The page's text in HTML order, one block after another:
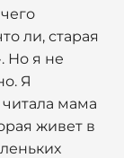
ли, старая
Но я не
Я
мама
живет в